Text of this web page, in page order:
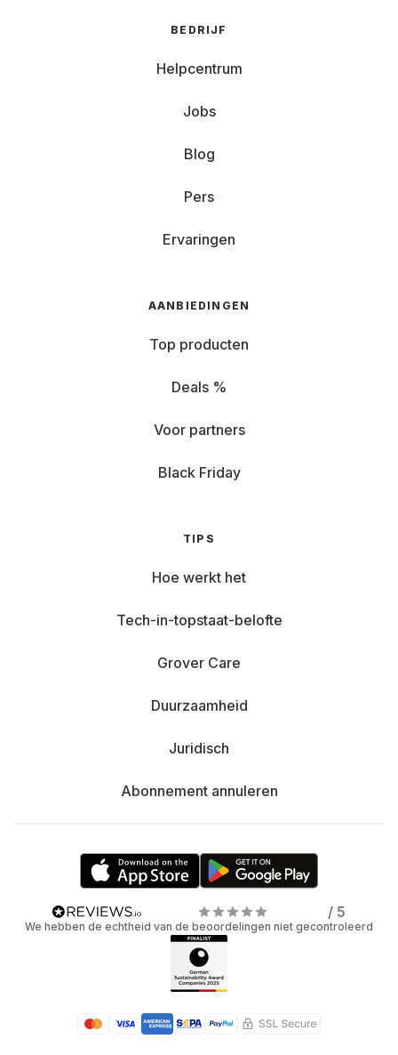
BEDRIJF
Helpcentrum
Jobs
Blog
Pers
Ervaringen
AANBIEDINGEN
Top producten
Deals %
Voor partners
Black Friday
TIPS
Hoe werkt het
Tech-in-topstaat-belofte
Grover Care
Duurzaamheid
Juridisch
Abonnement annuleren
/ 5
We hebben de echtheid van de beoordelingen niet gecontroleerd